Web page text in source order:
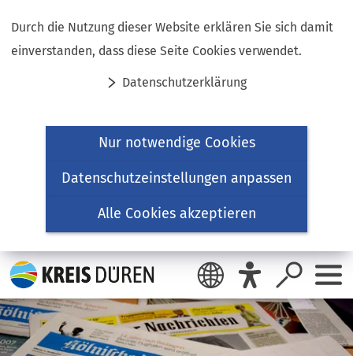
Durch die Nutzung dieser Website erklären Sie sich damit
einverstanden, dass diese Seite Cookies verwendet.
Datenschutzerklärung
Nur notwendige Cookies
Datenschutzeinstellungen anpassen
Alle Cookies akzeptieren
Inhalt anspringen